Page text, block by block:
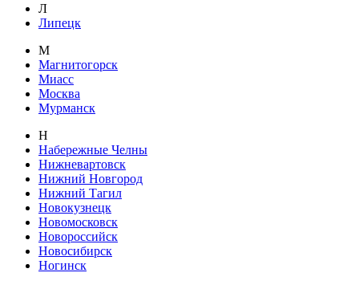
Л
Липецк
М
Магнитогорск
Миасс
Москва
Мурманск
Н
Набережные Челны
Нижневартовск
Нижний Новгород
Нижний Тагил
Новокузнецк
Новомосковск
Новороссийск
Новосибирск
Ногинск